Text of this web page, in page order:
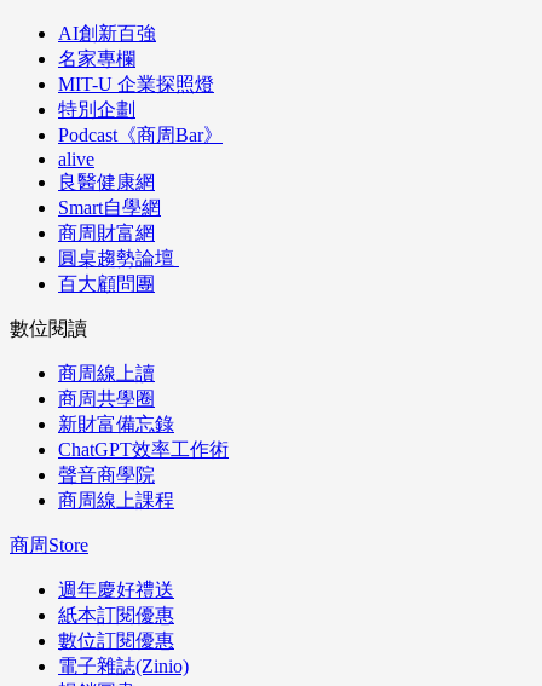
AI創新百強
名家專欄
MIT-U 企業探照燈
特別企劃
Podcast《商周Bar》
alive
良醫健康網
Smart自學網
商周財富網
圓桌趨勢論壇
百大顧問團
數位閱讀
商周線上讀
商周共學圈
新財富備忘錄
ChatGPT效率工作術
聲音商學院
商周線上課程
商周Store
週年慶好禮送
紙本訂閱優惠
數位訂閱優惠
電子雜誌(Zinio)